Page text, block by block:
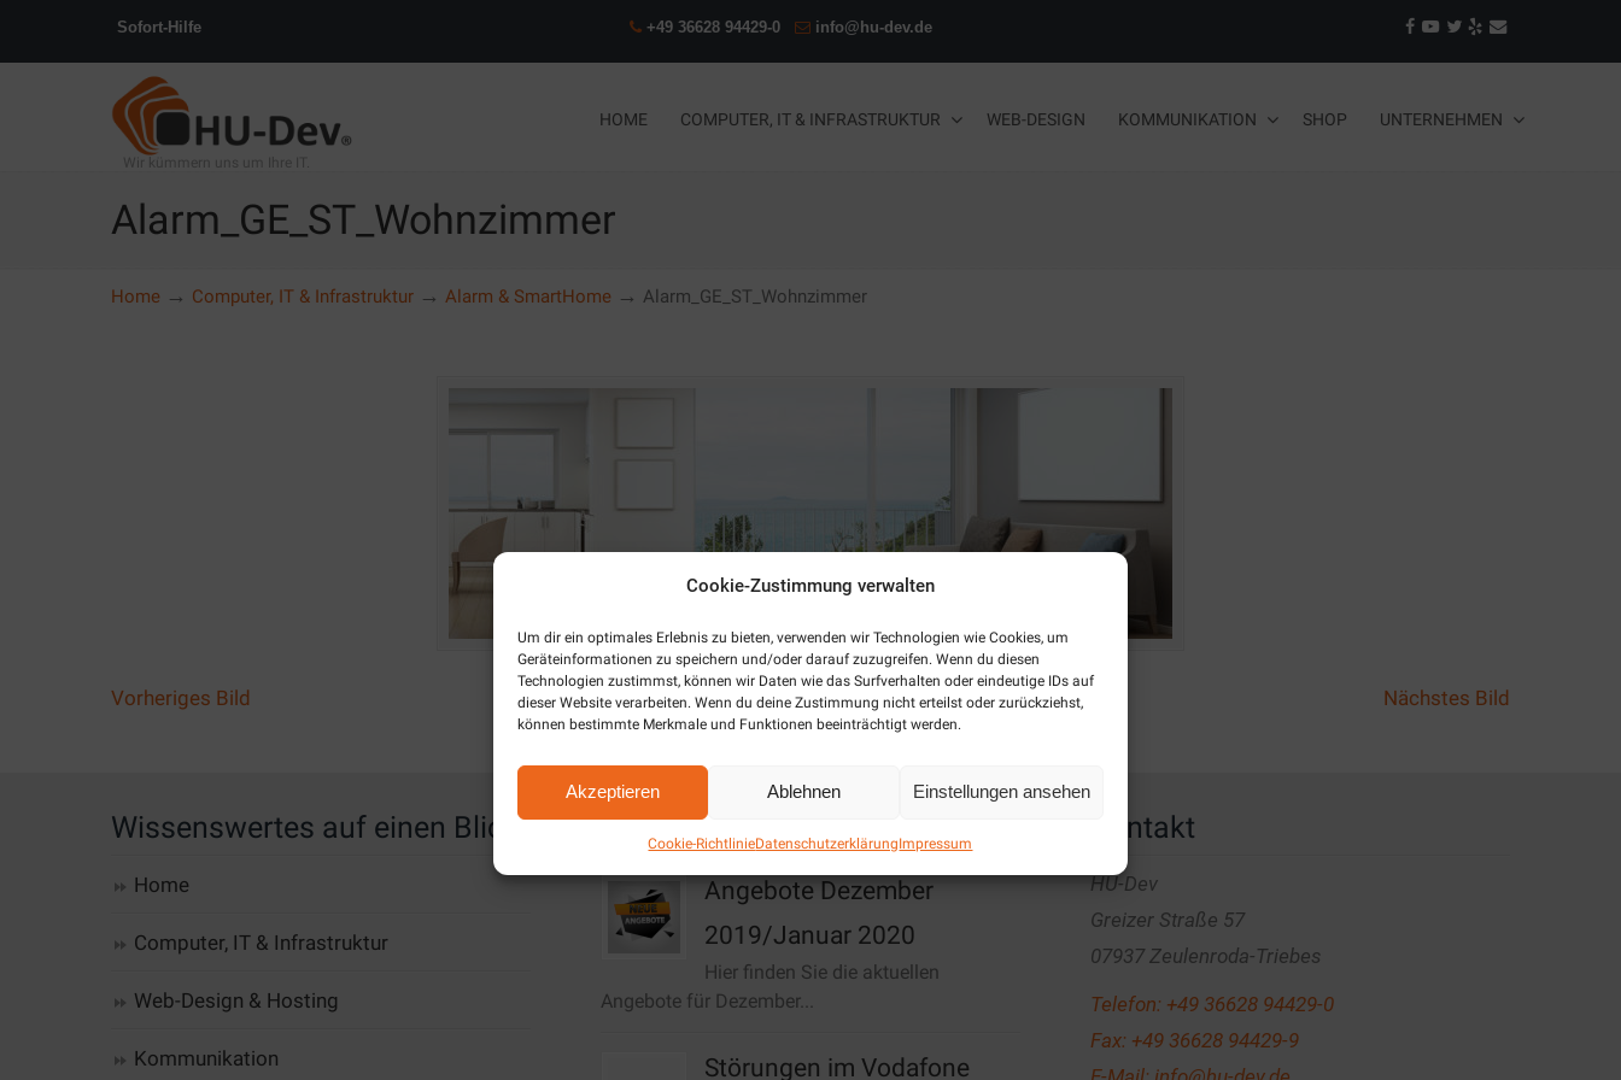
Cookie-Zustimmung verwalten
Um dir ein optimales Erlebnis zu bieten, verwenden wir Technologien wie Cookies, um
Geräteinformationen zu speichern und/oder darauf zuzugreifen. Wenn du diesen
Technologien zustimmst, können wir Daten wie das Surfverhalten oder eindeutige IDs auf
dieser Website verarbeiten. Wenn du deine Zustimmung nicht erteilst oder zurückziehst,
können bestimmte Merkmale und Funktionen beeinträchtigt werden.
Akzeptieren Ablehnen Einstellungen ansehen
Cookie-RichtlinieDatenschutzerklärungImpressum
Sofort-Hilfe +49 36628 94429-0 info@hu-dev.de
Wir kümmern uns um Ihre IT.
HOME COMPUTER, IT & INFRASTRUKTUR WEB-DESIGN KOMMUNIKATION SHOP UNTERNEHMEN
Alarm_GE_ST_Wohnzimmer
Home → Computer, IT & Infrastruktur → Alarm & SmartHome → Alarm_GE_ST_Wohnzimmer
Vorheriges Bild Nächstes Bild
Wissenswertes auf einen Blick
Home
Computer, IT & Infrastruktur
Web-Design & Hosting
Kommunikation
Aktuelles / News
Angebote Dezember
2019/Januar 2020
Hier finden Sie die aktuellen
Angebote für Dezember...
Störungen im Vodafone
Kontakt
HU-Dev
Greizer Straße 57
07937 Zeulenroda-Triebes
Telefon: +49 36628 94429-0
Fax: +49 36628 94429-9